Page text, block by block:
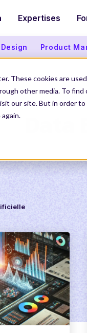
These cookies are
other media. To
our site. But in order
Expertises
Product